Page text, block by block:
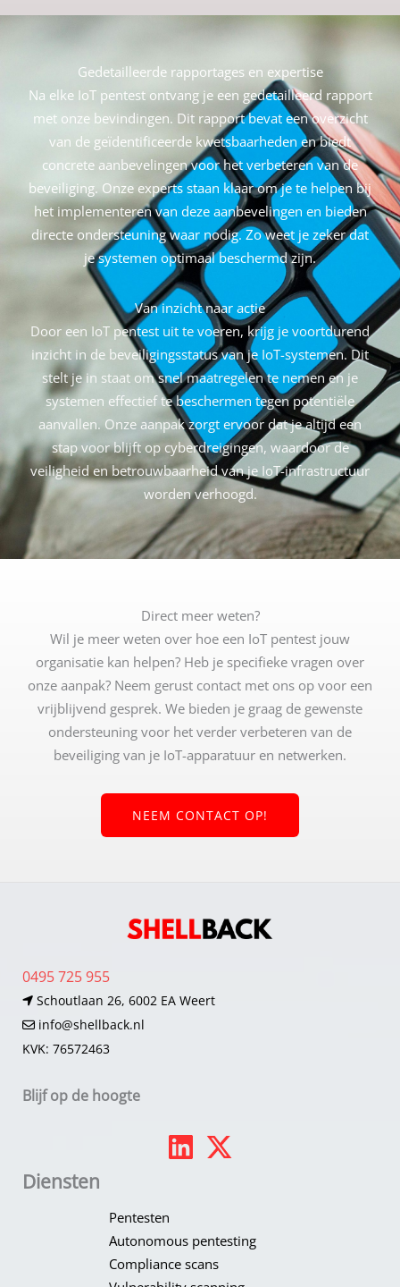
Gedetailleerde rapportages en expertise
Na elke IoT pentest ontvang je een gedetailleerd rapport
met onze bevindingen. Dit rapport bevat een overzicht
van de geïdentificeerde kwetsbaarheden en biedt
concrete aanbevelingen voor het verbeteren van de
beveiliging. Onze experts staan klaar om je te helpen bij
het implementeren van deze aanbevelingen en bieden
directe ondersteuning waar nodig. Zo weet je zeker dat
je systemen optimaal beschermd zijn.
Van inzicht naar actie
Door een IoT pentest uit te voeren, krijg je voortdurend
inzicht in de beveiligingsstatus van je IoT-systemen. Dit
stelt je in staat om snel maatregelen te nemen en je
systemen effectief te beschermen tegen potentiële
aanvallen. Onze aanpak zorgt ervoor dat je altijd een
stap voor blijft op cyberdreigingen, waardoor de
veiligheid en betrouwbaarheid van je IoT-infrastructuur
worden verhoogd.
Direct meer weten?
Wil je meer weten over hoe een IoT pentest jouw
organisatie kan helpen? Heb je specifieke vragen over
onze aanpak? Neem gerust contact met ons op voor een
vrijblijvend gesprek. We bieden je graag de gewenste
ondersteuning voor het verder verbeteren van de
beveiliging van je IoT-apparatuur en netwerken.
NEEM CONTACT OP!
0495 725 955
Schoutlaan 26, 6002 EA Weert
info@shellback.nl
KVK: 76572463
Blijf op de hoogte
Diensten
Pentesten
Autonomous pentesting
Compliance scans